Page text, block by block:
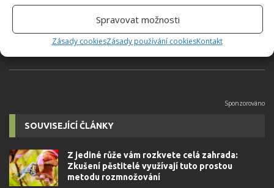
Spravovat možnosti
Zásady cookiesZásady používání cookiesKontakt
velkým kutilem. V podstatě vše, co je
možné najít v j...[Více o autorovi]
SOUVISEJÍCÍ ČLÁNKY
Z jediné růže vám rozkvete celá zahrada:
Zkušení pěstitelé využívají tuto prostou
metodu rozmnožování